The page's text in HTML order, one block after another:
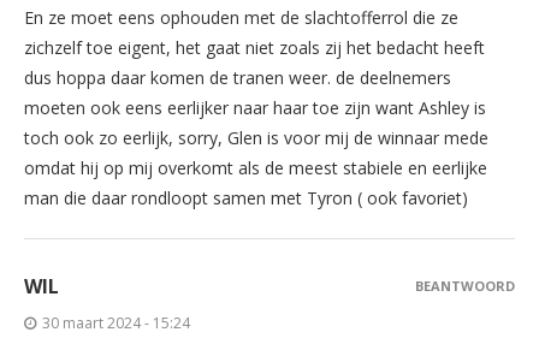
En ze moet eens ophouden met de slachtofferrol die ze
zichzelf toe eigent, het gaat niet zoals zij het bedacht heeft
dus hoppa daar komen de tranen weer. de deelnemers
moeten ook eens eerlijker naar haar toe zijn want Ashley is
toch ook zo eerlijk, sorry, Glen is voor mij de winnaar mede
omdat hij op mij overkomt als de meest stabiele en eerlijke
man die daar rondloopt samen met Tyron ( ook favoriet)
WIL
30 maart 2024 - 15:24
BEANTWOORD